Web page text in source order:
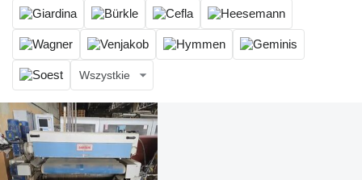
Wszystkie